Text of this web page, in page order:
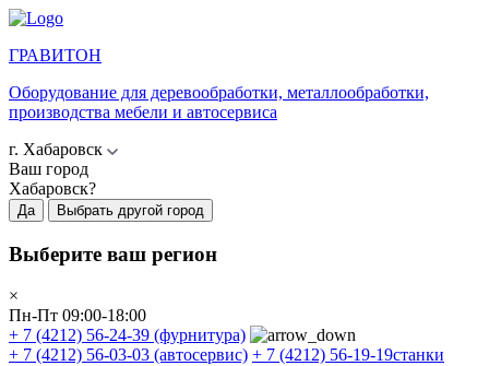
ГРАВИТОН
Оборудование для деревообработки, металлообработки,
производства мебели и автосервиса
г. Хабаровск
Ваш город
Хабаровск?
Да Выбрать другой город
Выберите ваш регион
×
Пн-Пт 09:00-18:00
+ 7 (4212) 56-24-39 (фурнитура)
+ 7 (4212) 56-03-03 (автосервис) + 7 (4212) 56-19-19станки